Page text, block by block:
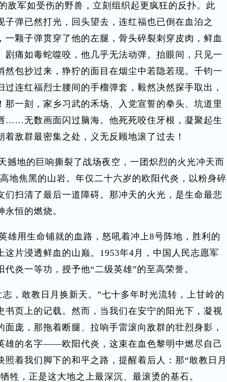
军如受伤的野兽，立刻组织起更疯狂的反扑。此
子弹已然打光，回头望去，连红福也已倒在血泊之
一颗子弹贯穿了他的左腿，骨头碎裂刺穿皮肉，鲜血
剧痛如毒蛇噬咬，他几乎无法动弹。抬眼间，只见一
然包抄过来，狰狞的面目在烟尘中若隐若现。千钧一
过连红福烈士腰间的手榴弹套，毅然决然探手取出，
那一刻，家乡习武的禾场、入党宣誓的拳头、坑道里
……无数画面闪过脑海。他死死咬住牙根，凝聚起生
着敌群最密集之处，义无反顾地滚了过去！
地的巨响撕裂了战场夜空，一团炽烈的火光冲天而
地焦黑的山岩。年仅二十六岁的欧阳代炎，以粉身碎
们扫清了最后一道障碍。那冲天的火光，是生命最悲
恒的燃烧。
用生命铺就的血路，怒吼着冲上8号阵地，胜利的
这片浸透鲜血的山巅。1953年4月，中国人民志愿军
代炎一等功，授予他“二级英雄”的至高荣誉。
，敢教日月换新天。”七十多年时光流转，上甘岭的
书页上的记载。然而，当我们在安宁的阳光下，凝视
面庞，那拖着断腿、拉响手雷滚向敌群的壮烈身影，
雄的名字——欧阳代炎，这束在血色黎明中燃尽自己
照着我们脚下的和平之路，提醒着后人：那“敢教日月
牲，正是这大地之上最深沉、最滚烫的基石。